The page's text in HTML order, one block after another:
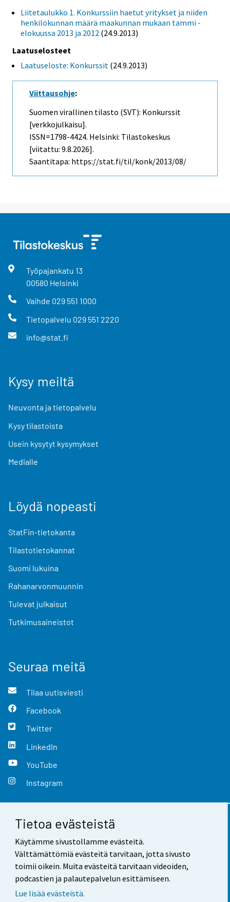
Tietoa evästeistä
Käytämme sivustollamme evästeitä.
Välttämättömiä evästeitä tarvitaan, jotta sivusto
toimii oikein. Muita evästeitä tarvitaan videoiden,
podcastien ja palautepalvelun esittämiseen.
Lue lisää evästeistä.
Liitetaulukko 1. Konkurssiin haetut yritykset ja niiden
henkilökunnan määrä maakunnan mukaan tammi -
elokuussa 2013 ja 2012 (24.9.2013)
Laatuselosteet
Laatuseloste: Konkurssit (24.9.2013)
Viittausohje:
Suomen virallinen tilasto (SVT): Konkurssit
[verkkojulkaisu].
ISSN=1798-4424. Helsinki: Tilastokeskus
[viitattu: 9.8.2026].
Saantitapa: https://stat.fi/til/konk/2013/08/
Työpajankatu 13
00580 Helsinki
Vaihde 029 551 1000
Tietopalvelu 029 551 2220
info@stat.fi
Kysy meiltä
Neuvonta ja tietopalvelu
Kysy tilastoista
Usein kysytyt kysymykset
Medialle
Löydä nopeasti
StatFin-tietokanta
Tilastotietokannat
Suomi lukuina
Rahanarvonmuunnin
Tulevat julkaisut
Tutkimusaineistot
Seuraa meitä
Tilaa uutisviesti
Facebook
Twitter
LinkedIn
YouTube
Instagram
Yhteystiedot
Palaute
Käyttöehdot